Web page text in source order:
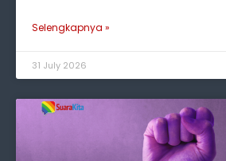
Selengkapnya »
31 July 2026